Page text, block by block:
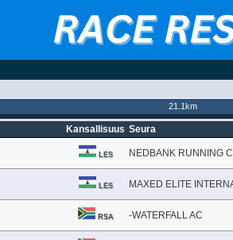
21.1km
Kansallisuus Seura
LES NEDBANK RUNNING
LES MAXED ELITE
RSA -WATERFALL AC